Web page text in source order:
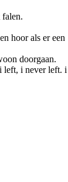
hoor als er een
doorgaan.
left, i never left. i